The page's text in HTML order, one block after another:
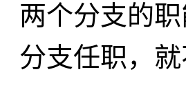
两个分支的
分支任职，